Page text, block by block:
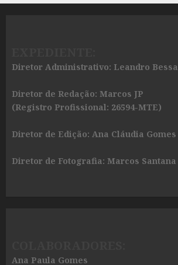
Diretor Administrativo: Leandro Bessa
Diretor de Redação: Marcos JP
(Registro Profissional: 26594-MTE)
Diretor de Edição: Ana Cláudia Gomes
Diretor de Fotografia: Marcos Santana
Ana Paula Gomes